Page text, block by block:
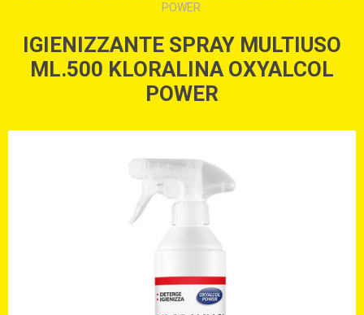
POWER
IGIENIZZANTE SPRAY MULTIUSO
ML.500 KLORALINA OXYALCOL
POWER